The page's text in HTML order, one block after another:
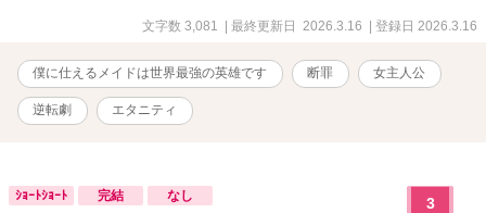
文字数 3,081 | 最終更新日 2026.3.16 | 登録日 2026.3.16
僕に仕えるメイドは世界最強の英雄です 断罪 女主人公
逆転劇 エタニティ
ｼｮｰﾄｼｮｰﾄ 完結 なし 3